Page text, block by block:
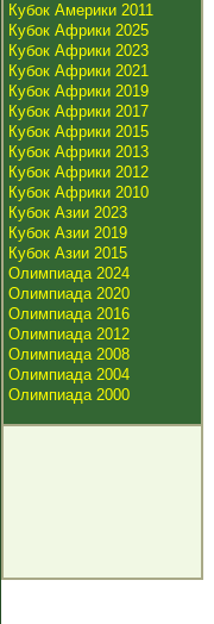
Кубок Америки 2011
Кубок Африки 2025
Кубок Африки 2023
Кубок Африки 2021
Кубок Африки 2019
Кубок Африки 2017
Кубок Африки 2015
Кубок Африки 2013
Кубок Африки 2012
Кубок Африки 2010
Кубок Азии 2023
Кубок Азии 2019
Кубок Азии 2015
Олимпиада 2024
Олимпиада 2020
Олимпиада 2016
Олимпиада 2012
Олимпиада 2008
Олимпиада 2004
Олимпиада 2000